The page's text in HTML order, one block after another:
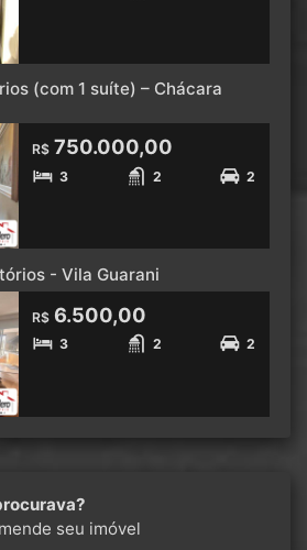
(com 1 suíte) – Chácara
R$ 750.000,00
3 2 2
- Vila Guarani
R$ 6.500,00
3 2 2
seu imóvel